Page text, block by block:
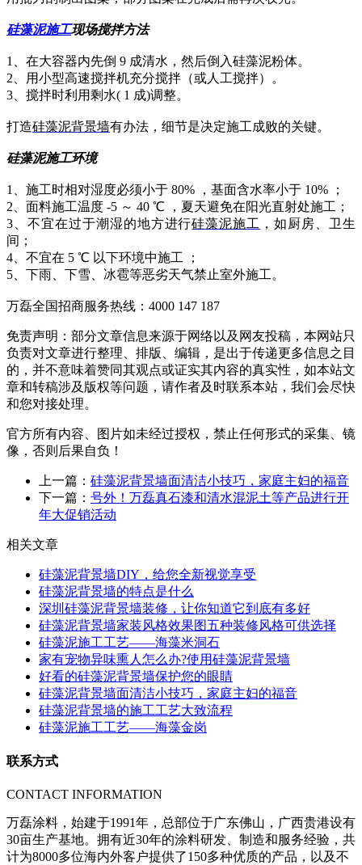
硅藻泥施工现场搅拌方法
1、在大容器内先倒 9 成清水，然后倒入硅藻泥粉体。
2、用小型高速搅拌机充分搅拌（或人工搅拌）。
3、搅拌时利用剩水( 1 成)调整。
打造硅藻泥背景墙有办法，细节是决定施工成败的关键。
硅藻泥施工环境
1、施工时相对湿度必须小于 80% ，基面含水率小于 10% ；
2、面料施工温度 -5 ～ 40 ℃ ，夏天避免在阳光直射处施工；
3、不宜在过于潮湿的地方进行硅藻泥施工 ，如厨房、卫生
间；
4、不宜在 5 ℃ 以下环境中施工 ；
5、下雨、下雪、冰雹等恶劣天气禁止室外施工。
万磊全国招商服务热线： 4000 147 187
免责声明：部分文章信息来源于网络以及网友投稿，本网站只
负责对文章进行整理、排版、编辑，是出于传递更多信息之目
的，并不意味着赞同其观点或证实其内容的真实性，如本站文
章和转稿涉及版权等问题，请作者及时联系本站，我们会尽快
和您对接处理。
官方所有内容、图片如未经过授权，禁止任何形式的采集、镜
像，否则后果自负！
上一篇： 硅藻泥背景墙面清洁小技巧，家庭主妇的福音
下一篇： 号外！万磊真石漆和清水混泥土等产品进行开
年大促销活动
相关文章
硅藻泥背景墙DIY，给您全新视觉享受
硅藻泥背景墙的特点是什么
深圳硅藻泥背景墙装修，让你知道它到底有多好
硅藻泥背景墙家装风格效果图五种装修风格可供选择
硅藻泥施工工艺——海藻米洞石
家有宠物异味熏人怎么办?使用硅藻泥背景墙
好看的硅藻泥背景墙保护您的眼睛
硅藻泥背景墙面清洁小技巧，家庭主妇的福音
硅藻泥背景墙的施工工艺大致流程
硅藻泥施工工艺——海藻金岗
联系方式
CONTACT INFORMATION
万磊涂料，始建于1991年，总部位于广东佛山，广西贵港设有
30亩生产基地。拥有近30年的涂料研发、制造和服务经验，共
计为8000多位海内外客户提供了150多种优质的产品，以及不